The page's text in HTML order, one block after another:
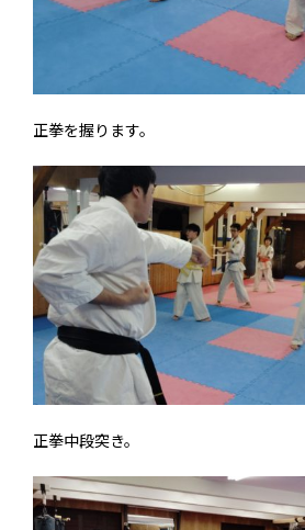
正拳を握ります。
正拳中段突き。